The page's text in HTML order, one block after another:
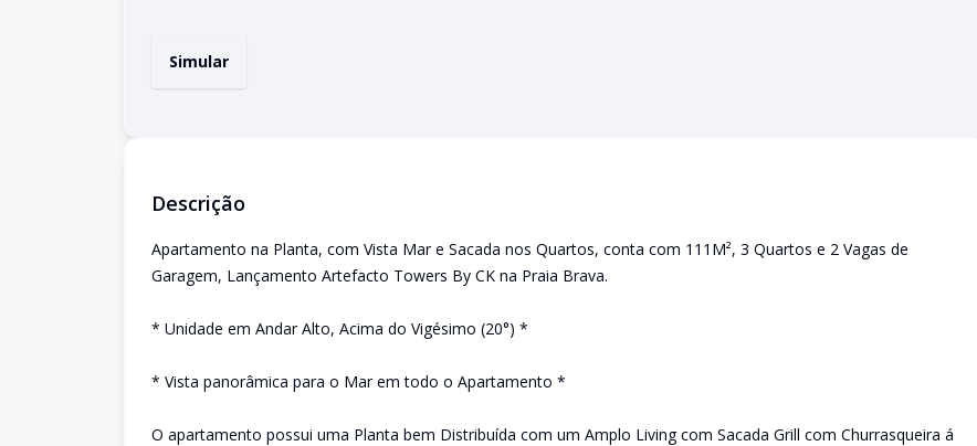
Simular
Descrição
Apartamento na Planta, com Vista Mar e Sacada nos Quartos, conta com 111M², 3 Quartos e 2 Vagas de
Garagem, Lançamento Artefacto Towers By CK na Praia Brava.
* Unidade em Andar Alto, Acima do Vigésimo (20°) *
* Vista panorâmica para o Mar em todo o Apartamento *
O apartamento possui uma Planta bem Distribuída com um Amplo Living com Sacada Grill com Churrasqueira á